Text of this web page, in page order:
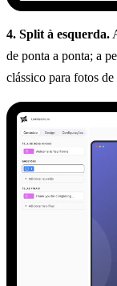
4. Split à esquerda.
de ponta a ponta; a
clássico para fotos